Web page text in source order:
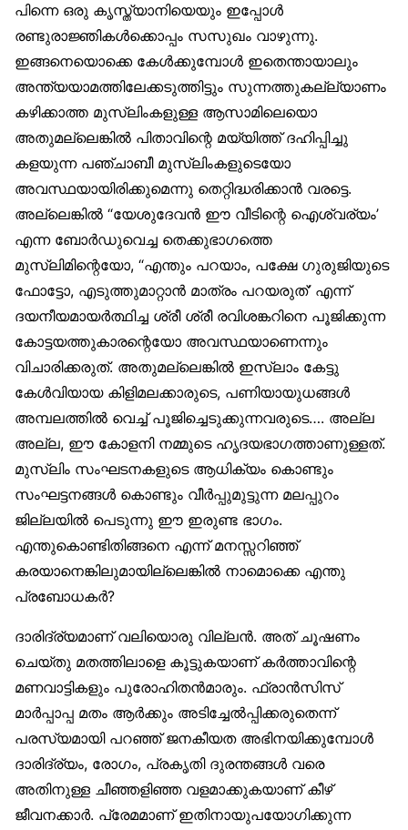
പിന്നെ ഒരു കൃസ്ത്യാനിയെയും ഇപ്പോള്‍
രണ്ടുരാജ്ഞികള്‍ക്കൊപ്പം സസുഖം വാഴുന്നു.
ഇങ്ങനെയൊക്കെ കേള്‍ക്കുമ്പോള്‍ ഇതെന്തായാലും
അന്ത്യയാമത്തിലേക്കടുത്തിട്ടും സുന്നത്തുകല്ല്യാണം
കഴിക്കാത്ത മുസ്‌ലിംകളുള്ള ആസാമിലെയൊ
അതുമല്ലെങ്കില്‍ പിതാവിന്റെ മയ്യിത്ത് ദഹിപ്പിച്ചു
കളയുന്ന പഞ്ചാബീ മുസ്‌ലിംകളുടെയോ
അവസ്ഥയായിരിക്കുമെന്നു തെറ്റിദ്ധരിക്കാന്‍ വരട്ടെ.
അല്ലെങ്കില്‍ “യേശുദേവന്‍ ഈ വീടിന്റെ ഐശ്വര്യം’
എന്ന ബോര്‍ഡുവെച്ച തെക്കുഭാഗത്തെ
മുസ്‌ലിമിന്റെയോ, “എന്തും പറയാം, പക്ഷേ ഗുരുജിയുടെ
ഫോട്ടോ, എടുത്തുമാറ്റാന്‍ മാത്രം പറയരുത്’ എന്ന്
ദയനീയമായര്‍ത്ഥിച്ച ശ്രീ ശ്രീ രവിശങ്കറിനെ പൂജിക്കുന്ന
കോട്ടയത്തുകാരന്റെയോ അവസ്ഥയാണെന്നും
വിചാരിക്കരുത്. അതുമല്ലെങ്കില്‍ ഇസ്‌ലാം കേട്ടു
കേള്‍വിയായ കിളിമലക്കാരുടെ, പണിയായുധങ്ങള്‍
അമ്പലത്തില്‍ വെച്ച് പൂജിച്ചെടുക്കുന്നവരുടെ…. അല്ല
അല്ല, ഈ കോളനി നമ്മുടെ ഹൃദയഭാഗത്താണുള്ളത്.
മുസ്‌ലിം സംഘടനകളുടെ ആധിക്യം കൊണ്ടും
സംഘട്ടനങ്ങള്‍ കൊണ്ടും വീര്‍പ്പുമുട്ടുന്ന മലപ്പുറം
ജില്ലയില്‍ പെടുന്നു ഈ ഇരുണ്ട ഭാഗം.
എന്തുകൊണ്ടിതിങ്ങനെ എന്ന് മനസ്സറിഞ്ഞ്
കരയാനെങ്കിലുമായില്ലെങ്കില്‍ നാമൊക്കെ എന്തു
പ്രബോധകര്‍?
ദാരിദ്ര്യമാണ് വലിയൊരു വില്ലന്‍. അത് ചൂഷണം
ചെയ്തു മതത്തിലാളെ കൂട്ടുകയാണ് കര്‍ത്താവിന്റെ
മണവാട്ടികളും പുരോഹിതന്‍മാരും. ഫ്രാന്‍സിസ്
മാര്‍പ്പാപ്പ മതം ആര്‍ക്കും അടിച്ചേല്‍പ്പിക്കരുതെന്ന്
പരസ്യമായി പറഞ്ഞ് ജനകീയത അഭിനയിക്കുമ്പോള്‍
ദാരിദ്ര്യം, രോഗം, പ്രകൃതി ദുരന്തങ്ങള്‍ വരെ
അതിനുള്ള ചീഞ്ഞളിഞ്ഞ വളമാക്കുകയാണ് കീഴ്
ജീവനക്കാര്‍. പ്രേമമാണ് ഇതിനായുപയോഗിക്കുന്ന